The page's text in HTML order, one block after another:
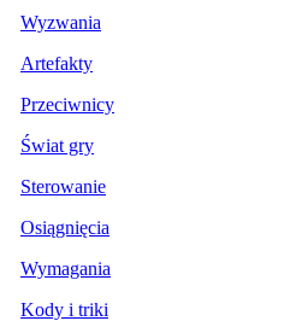
Wyzwania
Artefakty
Przeciwnicy
Świat gry
Sterowanie
Osiągnięcia
Wymagania
Kody i triki